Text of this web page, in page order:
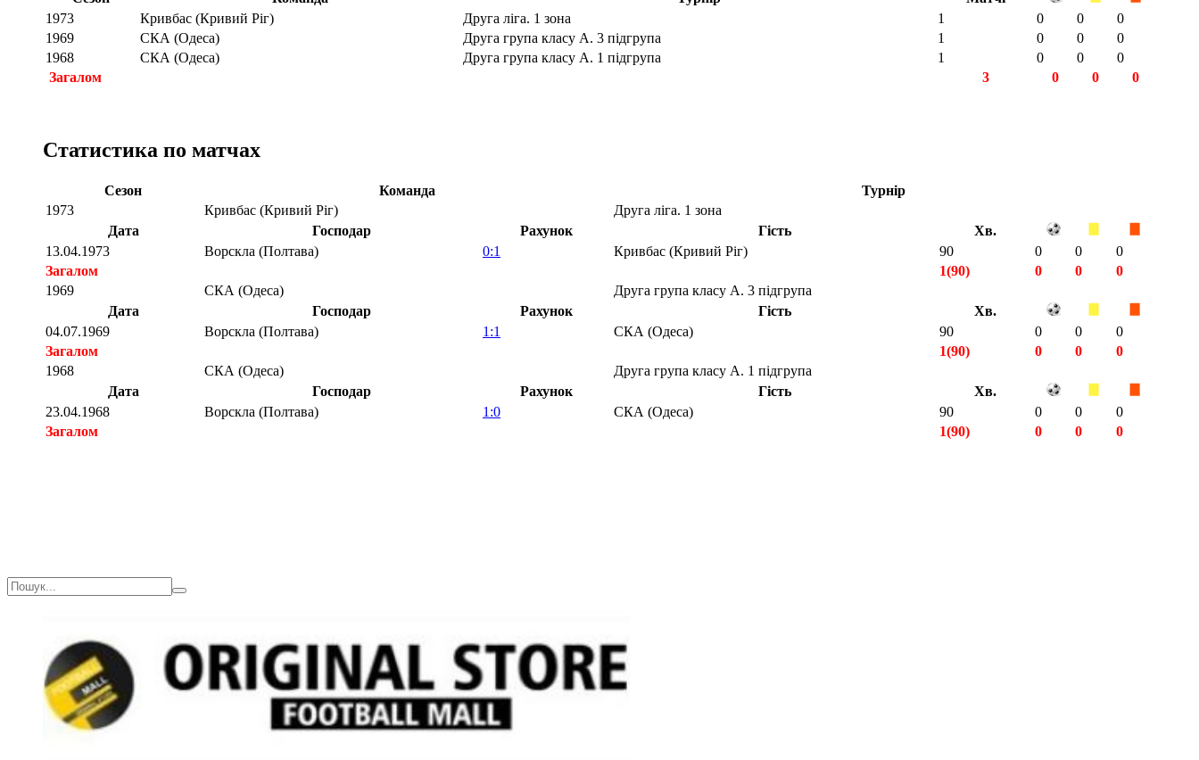
1973
Кривбас (Кривий Ріг) Друга ліга. 1 зона 1 0 0
0
1969
СКА (Одеса) Друга група класу А. 3 підгрупа 1 0 0
0
1968
СКА (Одеса) Друга група класу А. 1 підгрупа 1 0 0
0
Загалом
3 0 0 0
Статистика по матчах
Сезон Команда
Турнір
1973
Кривбас (Кривий Ріг)
Друга ліга. 1 зона
Дата
Господар Рахунок Гість
Хв.
13.04.1973
Ворскла (Полтава) 0:1 Кривбас (Кривий Ріг) 90 0 0
0
Загалом
1(90) 0 0
0
1969
СКА (Одеса)
Друга група класу А. 3 підгрупа
Дата
Господар Рахунок Гість
Хв.
04.07.1969
Ворскла (Полтава) 1:1 СКА (Одеса) 90 0 0
0
Загалом
1(90) 0 0
0
1968
СКА (Одеса)
Друга група класу А. 1 підгрупа
Дата
Господар Рахунок Гість
Хв.
23.04.1968
Ворскла (Полтава) 1:0 СКА (Одеса) 90 0 0
0
Загалом
1(90) 0 0
0